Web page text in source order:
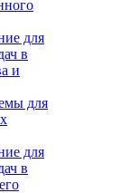
для
в
и
для
для
в